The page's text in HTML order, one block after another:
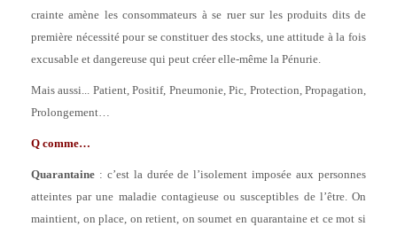
crainte amène les consommateurs à se ruer sur les produits dits de
première nécessité pour se constituer des stocks, une attitude à la fois
excusable et dangereuse qui peut créer elle-même la Pénurie.
Mais aussi... Patient, Positif, Pneumonie, Pic, Protection, Propagation,
Prolongement…
Q comme…
Quarantaine : c’est la durée de l’isolement imposée aux personnes
atteintes par une maladie contagieuse ou susceptibles de l’être. On
maintient, on place, on retient, on soumet en quarantaine et ce mot si